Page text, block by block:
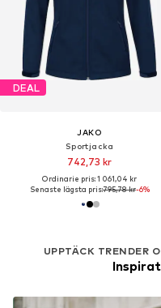
DEAL
JAKO
Sportjacka
742,73 kr
Ordinarie pris: 1 061,04 kr
Senaste lägsta pris:795,78 kr-6%
UPPTÄCK TRENDER